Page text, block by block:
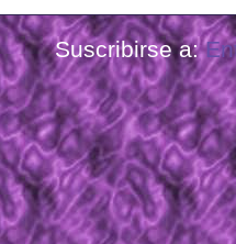
Suscribirse a: